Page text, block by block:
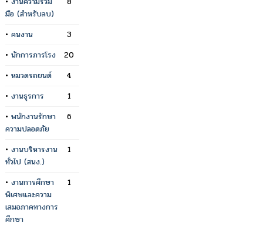
มือ (สำหรับลบ)
• คนงาน
3
• นักการภารโรง
20
• หมวดรถยนต์
4
• งานธุรการ
1
• พนักงานรักษา
ความปลอดภัย
6
• งานบริหารงาน
ทั่วไป (สนง.)
1
• งานการศึกษา
พิเศษและความ
เสมอภาคทางการ
ศึกษา
1